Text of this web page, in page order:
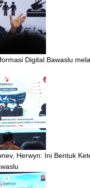
Digital Bawaslu
Herwyn: Ini Bentuk